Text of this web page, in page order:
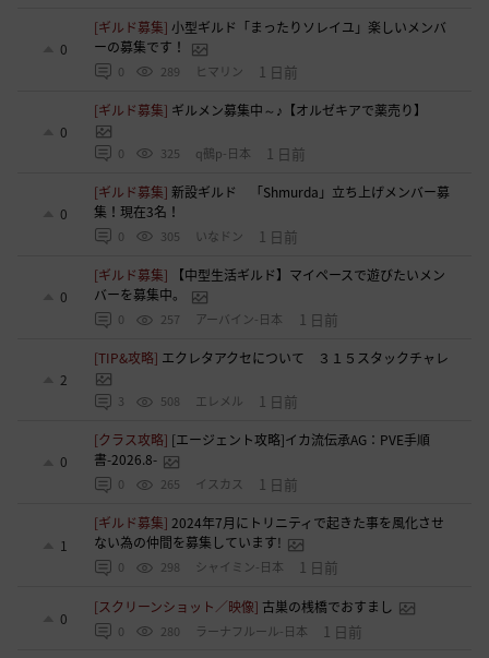
0
[ギルド募集]小型ギルド「まったりソレイユ」楽しいメンバ
ーの募集です！
0 289 ヒマリン 1 日前
0
[ギルド募集] ギルメン募集中～♪【オルゼキアで薬売り】
0 325 q鵺p-日本 1 日前
0
[ギルド募集]新設ギルド 「Shmurda」立ち上げメンバー募
集！現在3名！
0 305 いなドン 1 日前
0
[ギルド募集]
【中型生活ギルド】マイペースで遊びたいメン
バーを募集中。
0 257 アーバイン-日本 1 日前
2
[TIP&攻略] エクレタアクセについて ３１５スタックチャレ
3 508 エレメル 1 日前
0
[クラス攻略] [エージェント攻略]イカ流伝承AG：PVE手順
書-2026.8-
0 265 イスカス 1 日前
1
[ギルド募集]2024年7月にトリニティで起きた事を風化させ
ない為の仲間を募集しています!
0 298 シャイミン-日本 1 日前
0
[スクリーンショット／映像] 古巣の桟橋でおすまし
0 280 ラーナフルール-日本 1 日前